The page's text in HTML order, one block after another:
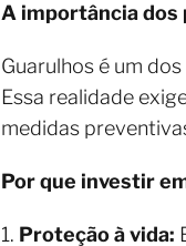
A importância dos
Guarulhos é um
Essa realidade
medidas
Por que investir
1. Proteção à vida: